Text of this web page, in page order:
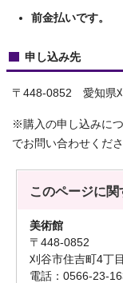
前金払いです。
申し込み先
〒448-0852 愛知県
※購入の申し込みに
でお問い合わせくださ
このページに関
美術館
〒448-0852
刈谷市住吉町4丁
電話：0566-23-